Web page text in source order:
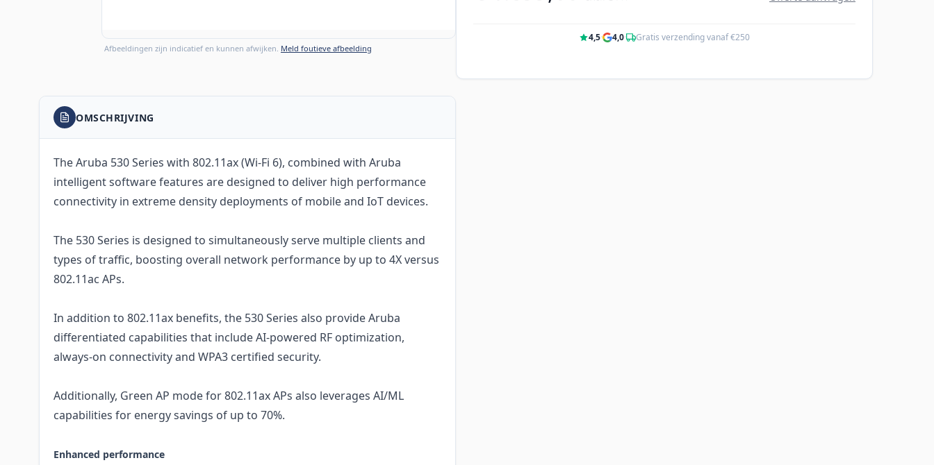
Afbeeldingen zijn indicatief en kunnen afwijken. Meld foutieve afbeelding
4,5· 4,0· Gratis verzending vanaf €250
OMSCHRIJVING
The Aruba 530 Series with 802.11ax (Wi-Fi 6), combined with Aruba
intelligent software features are designed to deliver high performance
connectivity in extreme density deployments of mobile and IoT devices.
The 530 Series is designed to simultaneously serve multiple clients and
types of traffic, boosting overall network performance by up to 4X versus
802.11ac APs.
In addition to 802.11ax benefits, the 530 Series also provide Aruba
differentiated capabilities that include AI-powered RF optimization,
always-on connectivity and WPA3 certified security.
Additionally, Green AP mode for 802.11ax APs also leverages AI/ML
capabilities for energy savings of up to 70%.
Enhanced performance